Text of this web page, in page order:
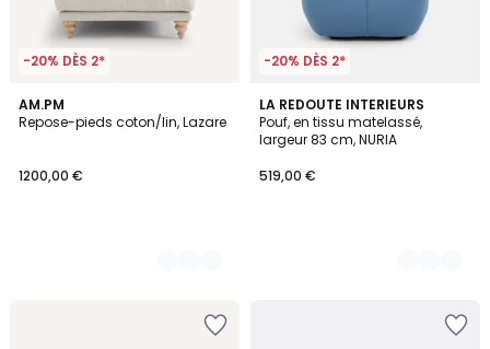
-20% DÈS 2*
AM.PM
Repose-pieds coton/lin, Lazare
1200,00 €
3
Couleurs
-20% DÈS 2*
LA REDOUTE INTERIEURS
Pouf, en tissu matelassé,
largeur 83 cm, NURIA
519,00 €
3
Couleurs